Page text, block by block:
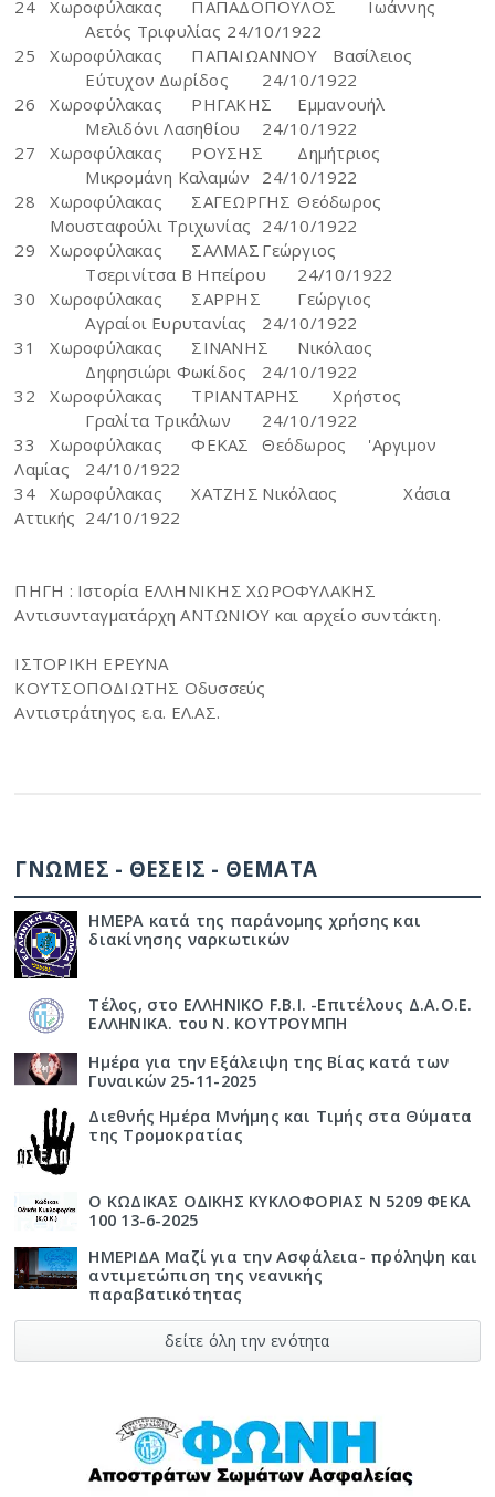
24 Χωροφύλακας ΠΑΠΑΔΟΠΟΥΛΟΣ
Ιωάννης
Αετός Τριφυλίας 24/10/1922
25
Χωροφύλακας ΠΑΠΑΙΩΑΝΝΟΥ
Βασίλειος
Εύτυχον Δωρίδος
24/10/1922
26
Χωροφύλακας ΡΗΓΑΚΗΣ
Εμμανουήλ
Μελιδόνι Λασηθίου
24/10/1922
27
Χωροφύλακας ΡΟΥΣΗΣ
Δημήτριος
Μικρομάνη Καλαμών
24/10/1922
28
Χωροφύλακας ΣΑΓΕΩΡΓΗΣ Θεόδωρος
Μουσταφούλι Τριχωνίας 24/10/1922
29
Χωροφύλακας ΣΑΛΜΑΣ Γεώργιος
Τσερινίτσα Β Ηπείρου
24/10/1922
30
Χωροφύλακας ΣΑΡΡΗΣ
Γεώργιος
Αγραίοι Ευρυτανίας
24/10/1922
31
Χωροφύλακας ΣΙΝΑΝΗΣ
Νικόλαος
Δηφησιώρι Φωκίδος
24/10/1922
32
Χωροφύλακας ΤΡΙΑΝΤΑΡΗΣ
Χρήστος
Γραλίτα Τρικάλων
24/10/1922
33
Χωροφύλακας ΦΕΚΑΣ Θεόδωρος
'Αργιμον
Λαμίας
24/10/1922
34
Χωροφύλακας ΧΑΤΖΗΣ Νικόλαος
Χάσια
Αττικής 24/10/1922
ΠΗΓΗ : Ιστορία ΕΛΛΗΝΙΚΗΣ ΧΩΡΟΦΥΛΑΚΗΣ
Αντισυνταγματάρχη ΑΝΤΩΝΙΟΥ και αρχείο συντάκτη.
ΙΣΤΟΡΙΚΗ ΕΡΕΥΝΑ
ΚΟΥΤΣΟΠΟΔΙΩΤΗΣ Οδυσσεύς
Αντιστράτηγος ε.α. ΕΛ.ΑΣ.
ΓΝΩΜΕΣ - ΘΕΣΕΙΣ - ΘΕΜΑΤΑ
ΗΜΕΡΑ κατά της παράνομης χρήσης και
διακίνησης ναρκωτικών
Τέλος, στο ΕΛΛΗΝΙΚΟ F.B.I. -Επιτέλους Δ.Α.Ο.Ε.
ΕΛΛΗΝΙΚΑ. του Ν. ΚΟΥΤΡΟΥΜΠΗ
Ημέρα για την Εξάλειψη της Βίας κατά των
Γυναικών 25-11-2025
Διεθνής Ημέρα Μνήμης και Τιμής στα Θύματα
της Τρομοκρατίας
Ο ΚΩΔΙΚΑΣ ΟΔΙΚΗΣ ΚΥΚΛΟΦΟΡΙΑΣ Ν 5209 ΦΕΚΑ
100 13-6-2025
ΗΜΕΡΙΔΑ Μαζί για την Ασφάλεια- πρόληψη και
αντιμετώπιση της νεανικής
παραβατικότητας
δείτε όλη την ενότητα